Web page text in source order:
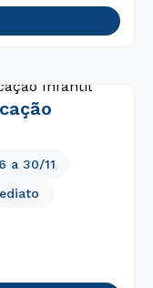
a 30/11